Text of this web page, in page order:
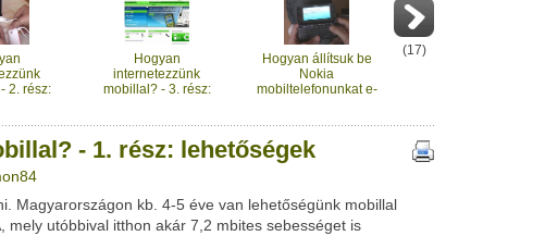
Üzenet (opcionális):
Google
Digg
között
2. rész:
Hogyan
internetezzünk
mobillal? - 3. rész:
összekötve
Hogyan állítsuk be
Nokia
mobiltelefonunkat e-
(17)
- 1. rész: lehetőségek
Magyarországon kb. 4-5 éve van lehetőségünk mobillal
mely utóbbival itthon akár 7,2 mbites sebességet is